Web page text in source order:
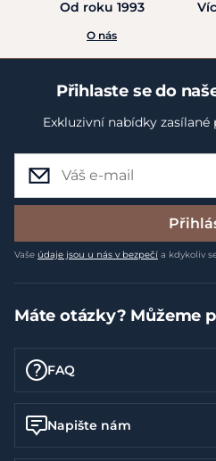
Od roku 1993
O nás
Přihlaste se do
Exkluzivní nabídky
Vaše údaje jsou u nás v bezpečí a kdykoliv
Máte otázky? Můžeme
FAQ
Napište nám